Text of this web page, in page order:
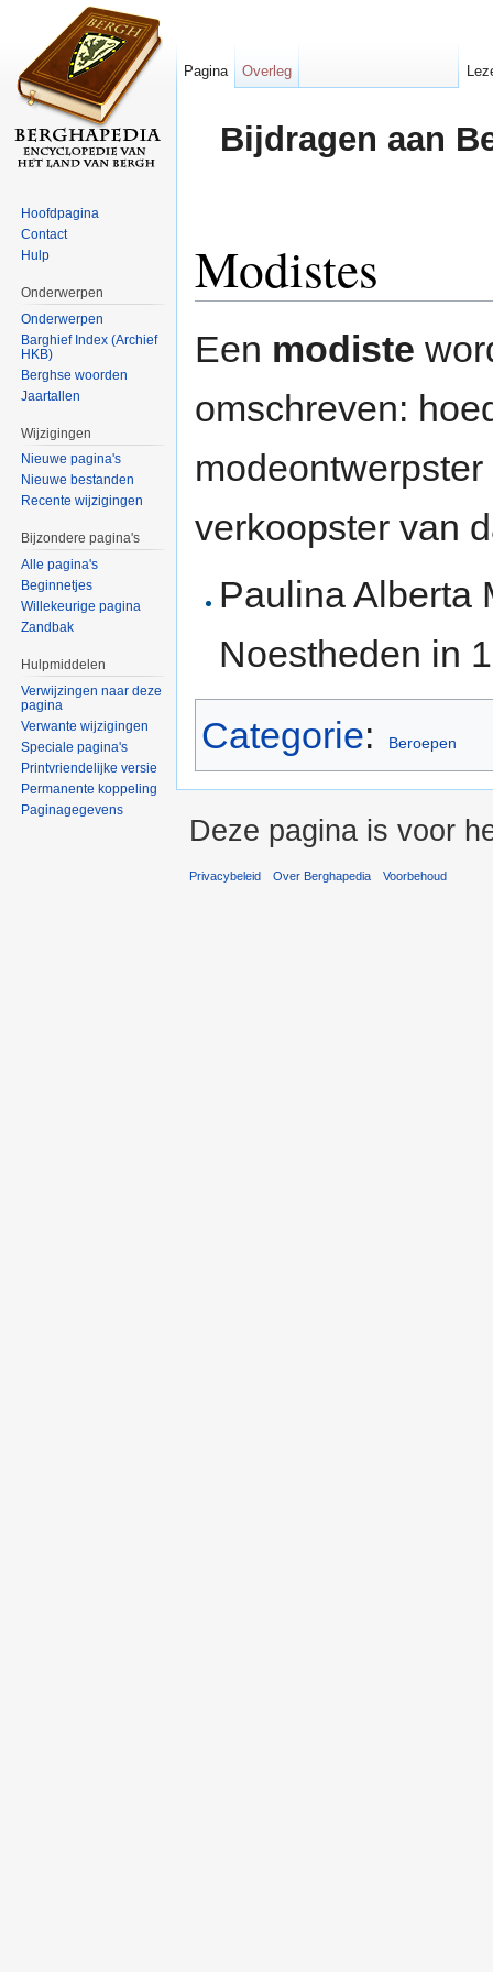
Bijdragen aan
Modistes
Een modiste
omschreven:
verkoopster van
Paulina Alberta
Noestheden in
Categorie: Beroepen
Pagina Overleg
Hoofdpagina
Contact
Hulp
Onderwerpen
Onderwerpen
Barghief Index (Archief
HKB)
Berghse woorden
Jaartallen
Wijzigingen
Nieuwe pagina's
Nieuwe bestanden
Recente wijzigingen
Bijzondere pagina's
Alle pagina's
Beginnetjes
Willekeurige pagina
Zandbak
Hulpmiddelen
Verwijzingen naar deze
pagina
Verwante wijzigingen
Speciale pagina's
Printvriendelijke versie
Permanente koppeling
Paginagegevens
Deze pagina is voor
Privacybeleid Over Berghapedia Voorbehoud